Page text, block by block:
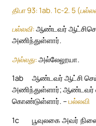
திபா 93: 1ab. 1c-2. 5
பல்லவி: ஆண்டவர்
அணிந்துள்ளார்.
அல்லது: அல்லேலூயா.
1ab
ஆண்டவர் ஆட்சி
அணிந்துள்ளார்;
கொண்டுள்ளார். – பல்லவி
1c
பூவுலகை அவர்